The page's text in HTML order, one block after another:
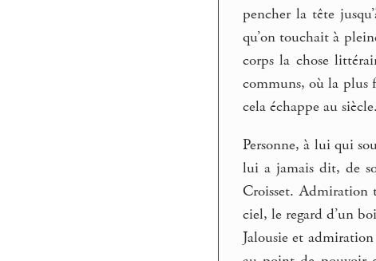
pencher la tête
qu’on touchait à
corps la chose
communs, où la plus
cela échappe au
Personne, à lui qui
lui a jamais dit, de
Croisset. Admiration
ciel, le regard d’un
Jalousie et